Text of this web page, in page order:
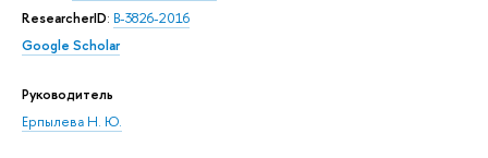
ResearcherID: B-3826-2016
Google Scholar
Руководитель
Ерпылева Н. Ю.